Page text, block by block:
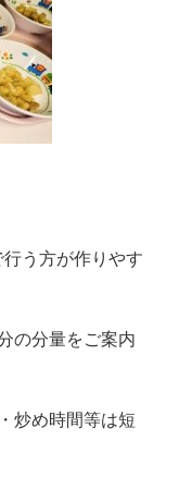
行う方が作りやす
の分量をご案内
炒め時間等は短